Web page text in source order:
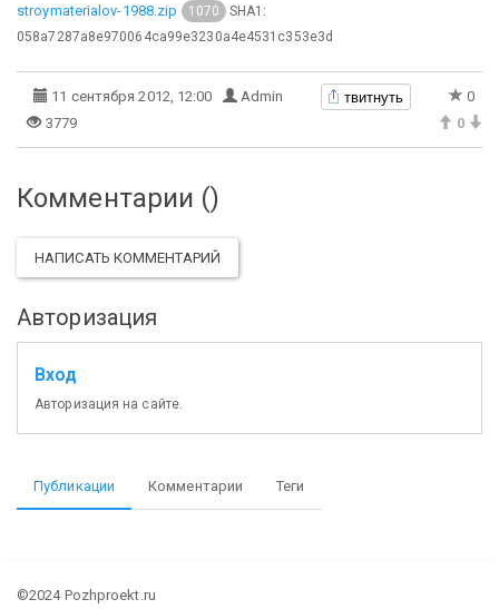
stroymaterialov-1988.zip
1070
SHA1:
058a7287a8e970064ca99e3230a4e4531c353e3d
11 сентября 2012, 12:00 Admin твитнуть
0
3779
0
Комментарии ()
НАПИСАТЬ КОММЕНТАРИЙ
Авторизация
Вход
Авторизация на сайте.
Публикации Комментарии Теги
©2024 Pozhproekt.ru